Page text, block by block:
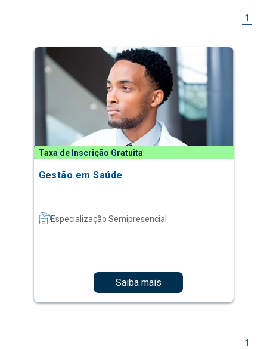
1
Taxa de Inscrição Gratuita
Gestão em Saúde
Especialização Semipresencial
Saiba mais
1